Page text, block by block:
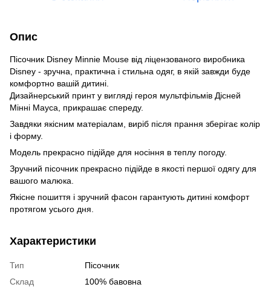
Опис
Пісочник Disney Minnie Mouse від ліцензованого виробника
Disney - зручна, практична і стильна одяг, в якій завжди буде
комфортно вашій дитині.
Дизайнерський принт у вигляді героя мультфільмів Дісней
Мінні Мауса, прикрашає спереду.
Завдяки якісним матеріалам, виріб після прання зберігає колір
і форму.
Модель прекрасно підійде для носіння в теплу погоду.
Зручний пісочник прекрасно підійде в якості першої одягу для
вашого малюка.
Якісне пошиття і зручний фасон гарантують дитині комфорт
протягом усього дня.
Характеристики
Тип
Пісочник
Склад
100% бавовна